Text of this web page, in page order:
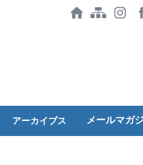
メールマガ
アーカイブス